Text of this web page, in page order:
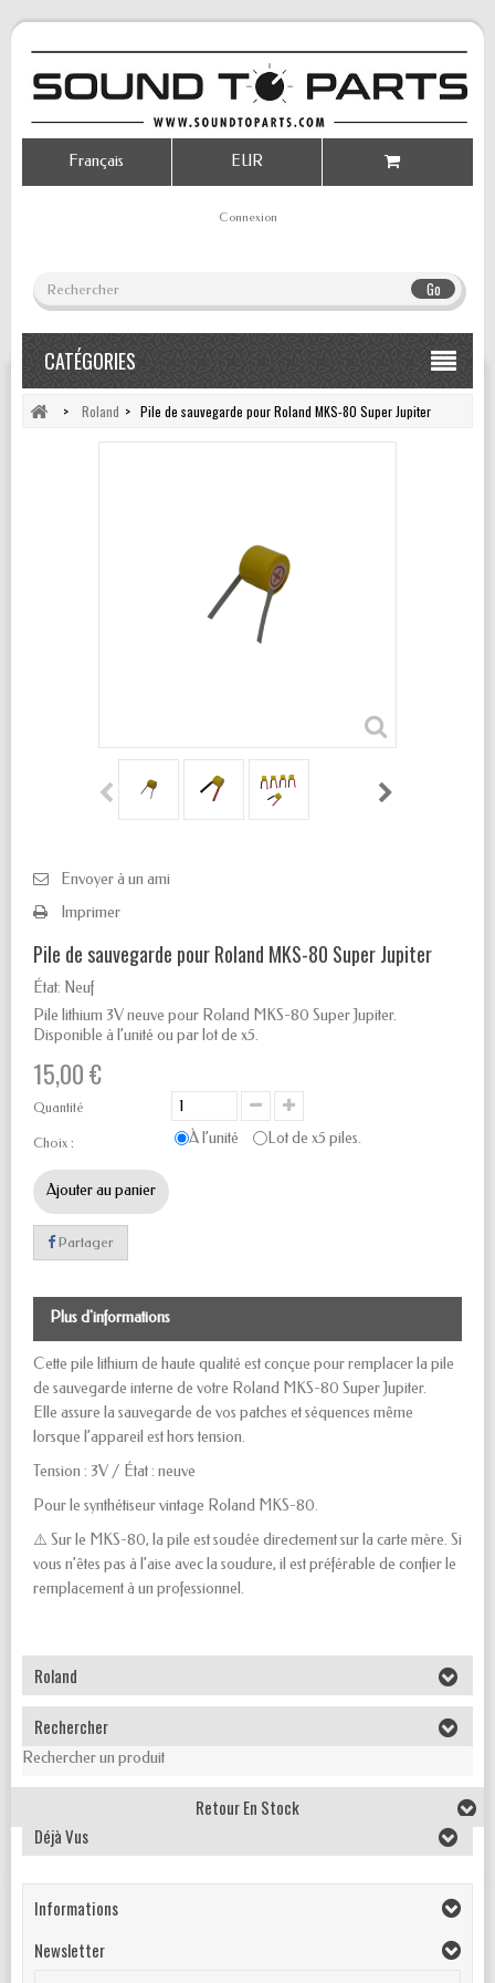
Go
Connexion
EUR
Français
CATÉGORIES
> Roland > Pile de sauvegarde pour Roland MKS-80 Super Jupiter
Envoyer à un ami
Imprimer
Pile de sauvegarde pour Roland MKS-80 Super Jupiter
État: Neuf
Pile lithium 3V neuve pour Roland MKS-80 Super Jupiter.
Disponible à l’unité ou par lot de x5.
15,00 €
Quantité
Choix : À l’unité Lot de x5 piles.
Ajouter au panier
Partager
Plus d'informations
Cette pile lithium de haute qualité est conçue pour remplacer la pile
de sauvegarde interne de votre Roland MKS-80 Super Jupiter.
Elle assure la sauvegarde de vos patches et séquences même
lorsque l’appareil est hors tension.
Tension : 3V / État : neuve
Pour le synthétiseur vintage Roland MKS-80.
⚠️ Sur le MKS-80, la pile est soudée directement sur la carte mère. Si
vous n’êtes pas à l’aise avec la soudure, il est préférable de confier le
remplacement à un professionnel.
Roland
Rechercher
Rechercher un produit
Retour En Stock
Déjà Vus
Informations
Newsletter